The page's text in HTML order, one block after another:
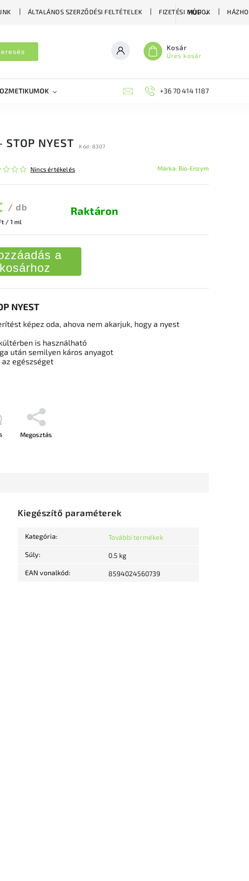
ÁLTALÁNOS SZERZŐDÉSI FELTÉTELEK FIZETÉSI MÓDOK
HUF
Kosár
Üres kosár
BLOG MÉHÉSZETI
+36 70 414 1187
NYEST Kód: 8307
Nincs értékelés Márka: Bio-Enzym
/ db
/ 1 ml
Raktáron
a
kosárhoz
NYEST
képez oda, ahova nem akarjuk, hogy a nyest
is használható
után semilyen káros anyagot
egészséget
Megosztás
Kiegészítő paraméterek
Kategória: További termékek
Súly: 0.5 kg
EAN vonalkód: 8594024560739